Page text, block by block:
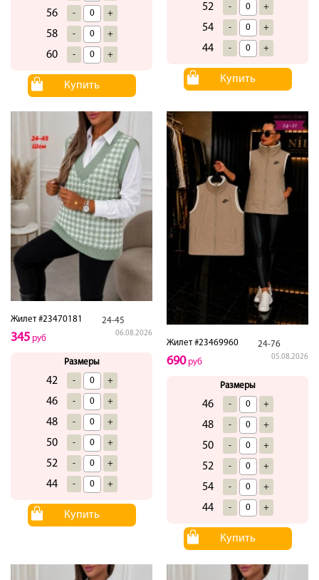
56 - +
58 - +
60 - +
Купить
52 - +
54 - +
44 - +
Купить
Жилет #23470181 24-45
06.08.2026
345 руб
Размеры
42 - +
46 - +
48 - +
50 - +
52 - +
44 - +
Купить
Жилет #23469960 24-76
05.08.2026
690руб
Размеры
46 - +
48 - +
50 - +
52 - +
54 - +
44 - +
Купить